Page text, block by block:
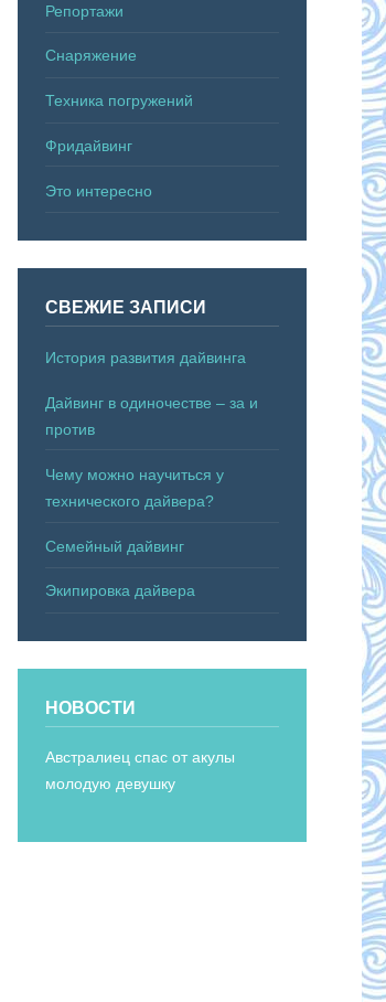
Репортажи
Снаряжение
Техника погружений
Фридайвинг
Это интересно
СВЕЖИЕ ЗАПИСИ
История развития дайвинга
Дайвинг в одиночестве – за и
против
Чему можно научиться у
технического дайвера?
Семейный дайвинг
Экипировка дайвера
НОВОСТИ
Австралиец спас от акулы
молодую девушку